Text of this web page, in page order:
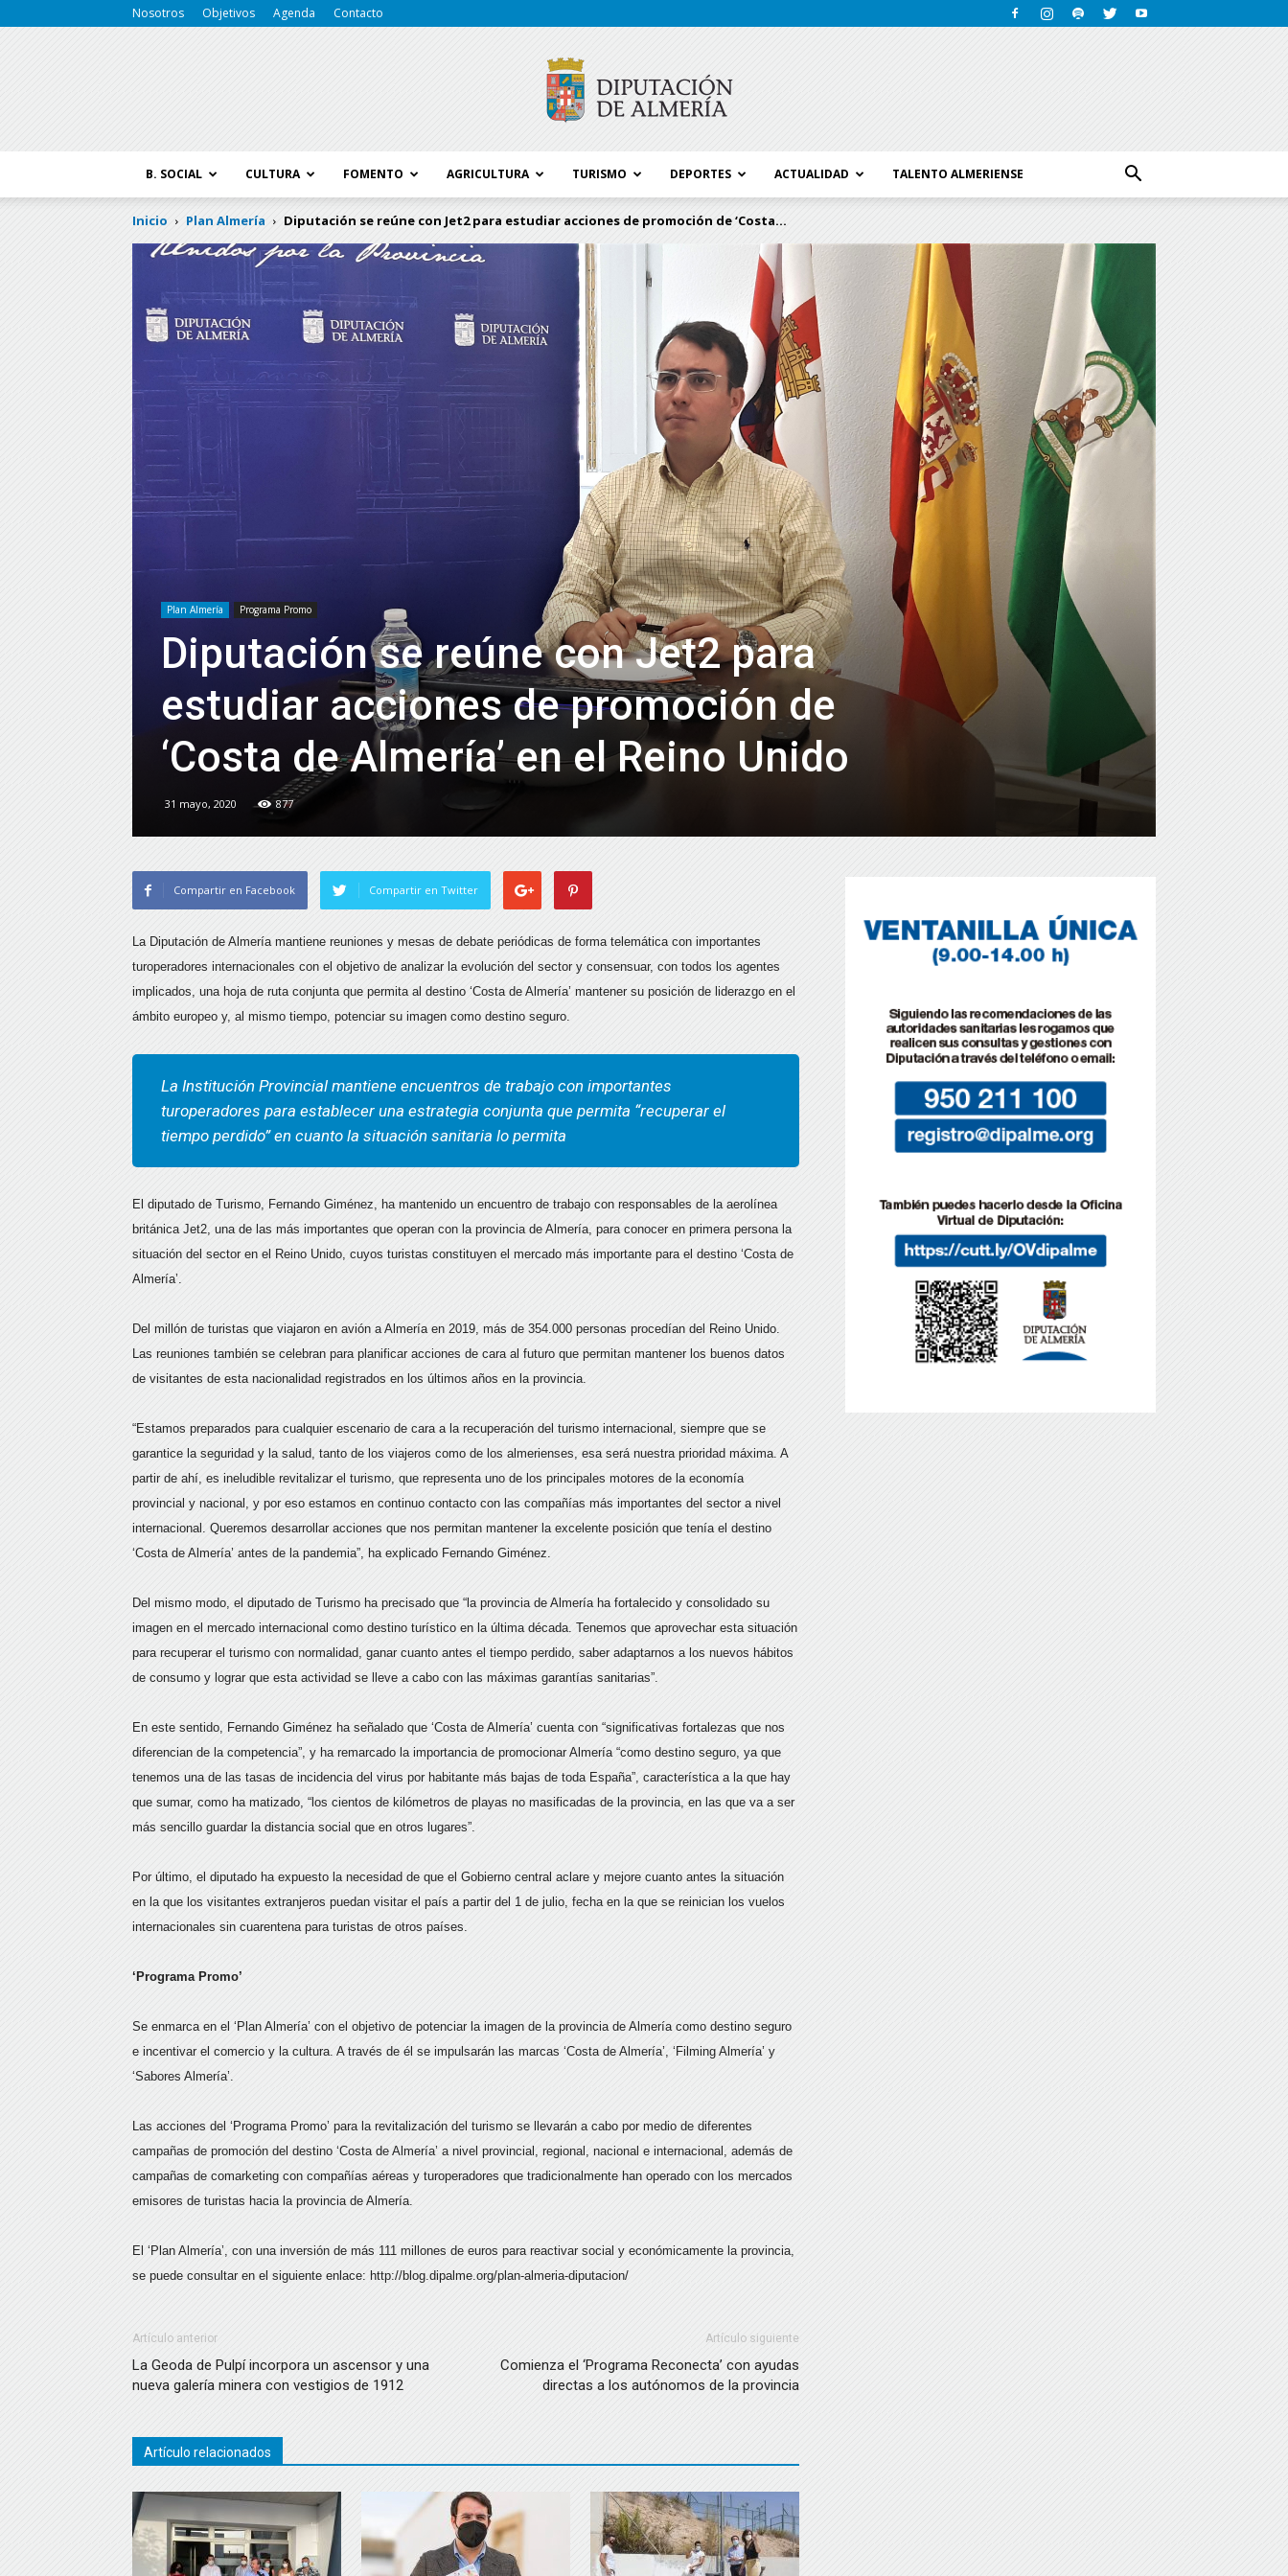
Nosotros Objetivos Agenda Contacto
Diputación
Almería
B. SOCIAL CULTURA FOMENTO AGRICULTURA TURISMO DEPORTES ACTUALIDAD TALENTO ALMERIENSE
Inicio Plan Almería Diputación se reúne con Jet2 para estudiar acciones de promoción de ‘Costa...
Plan Almería Programa Promo
Diputación se reúne con Jet2 para
estudiar acciones de promoción de
‘Costa de Almería’ en el Reino Unido
31 mayo, 2020 877
Compartir en Facebook Compartir en Twitter
La Diputación de Almería mantiene reuniones y mesas de debate periódicas de forma telemática con importantes
turoperadores internacionales con el objetivo de analizar la evolución del sector y consensuar, con todos los agentes
implicados, una hoja de ruta conjunta que permita al destino ‘Costa de Almería’ mantener su posición de liderazgo en el
ámbito europeo y, al mismo tiempo, potenciar su imagen como destino seguro.
La Institución Provincial mantiene encuentros de trabajo con importantes
turoperadores para establecer una estrategia conjunta que permita “recuperar el
tiempo perdido” en cuanto la situación sanitaria lo permita
El diputado de Turismo, Fernando Giménez, ha mantenido un encuentro de trabajo con responsables de la aerolínea
británica Jet2, una de las más importantes que operan con la provincia de Almería, para conocer en primera persona la
situación del sector en el Reino Unido, cuyos turistas constituyen el mercado más importante para el destino ‘Costa de
Almería’.
Del millón de turistas que viajaron en avión a Almería en 2019, más de 354.000 personas procedían del Reino Unido.
Las reuniones también se celebran para planificar acciones de cara al futuro que permitan mantener los buenos datos
de visitantes de esta nacionalidad registrados en los últimos años en la provincia.
“Estamos preparados para cualquier escenario de cara a la recuperación del turismo internacional, siempre que se
garantice la seguridad y la salud, tanto de los viajeros como de los almerienses, esa será nuestra prioridad máxima. A
partir de ahí, es ineludible revitalizar el turismo, que representa uno de los principales motores de la economía
provincial y nacional, y por eso estamos en continuo contacto con las compañías más importantes del sector a nivel
internacional. Queremos desarrollar acciones que nos permitan mantener la excelente posición que tenía el destino
‘Costa de Almería’ antes de la pandemia”, ha explicado Fernando Giménez.
Del mismo modo, el diputado de Turismo ha precisado que “la provincia de Almería ha fortalecido y consolidado su
imagen en el mercado internacional como destino turístico en la última década. Tenemos que aprovechar esta situación
para recuperar el turismo con normalidad, ganar cuanto antes el tiempo perdido, saber adaptarnos a los nuevos hábitos
de consumo y lograr que esta actividad se lleve a cabo con las máximas garantías sanitarias”.
En este sentido, Fernando Giménez ha señalado que ‘Costa de Almería’ cuenta con “significativas fortalezas que nos
diferencian de la competencia”, y ha remarcado la importancia de promocionar Almería “como destino seguro, ya que
tenemos una de las tasas de incidencia del virus por habitante más bajas de toda España”, característica a la que hay
que sumar, como ha matizado, “los cientos de kilómetros de playas no masificadas de la provincia, en las que va a ser
más sencillo guardar la distancia social que en otros lugares”.
Por último, el diputado ha expuesto la necesidad de que el Gobierno central aclare y mejore cuanto antes la situación
en la que los visitantes extranjeros puedan visitar el país a partir del 1 de julio, fecha en la que se reinician los vuelos
internacionales sin cuarentena para turistas de otros países.
‘Programa Promo’
Se enmarca en el ‘Plan Almería’ con el objetivo de potenciar la imagen de la provincia de Almería como destino seguro
e incentivar el comercio y la cultura. A través de él se impulsarán las marcas ‘Costa de Almería’, ‘Filming Almería’ y
‘Sabores Almería’.
Las acciones del ‘Programa Promo’ para la revitalización del turismo se llevarán a cabo por medio de diferentes
campañas de promoción del destino ‘Costa de Almería’ a nivel provincial, regional, nacional e internacional, además de
campañas de comarketing con compañías aéreas y turoperadores que tradicionalmente han operado con los mercados
emisores de turistas hacia la provincia de Almería.
El ‘Plan Almería’, con una inversión de más 111 millones de euros para reactivar social y económicamente la provincia,
se puede consultar en el siguiente enlace: http://blog.dipalme.org/plan-almeria-diputacion/
Artículo anterior
La Geoda de Pulpí incorpora un ascensor y una
nueva galería minera con vestigios de 1912
Artículo siguiente
Comienza el ‘Programa Reconecta’ con ayudas
directas a los autónomos de la provincia
Artículo relacionados